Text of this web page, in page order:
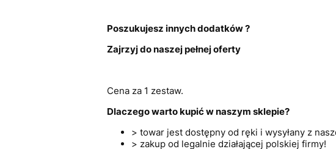
Poszukujesz innych dodatków ?
Zajrzyj do naszej pełnej oferty
Cena za 1 zestaw.
Dlaczego warto kupić w naszym sklepie?
> towar jest dostępny od ręki i wysyłany z
> zakup od legalnie działającej polskiej firmy!